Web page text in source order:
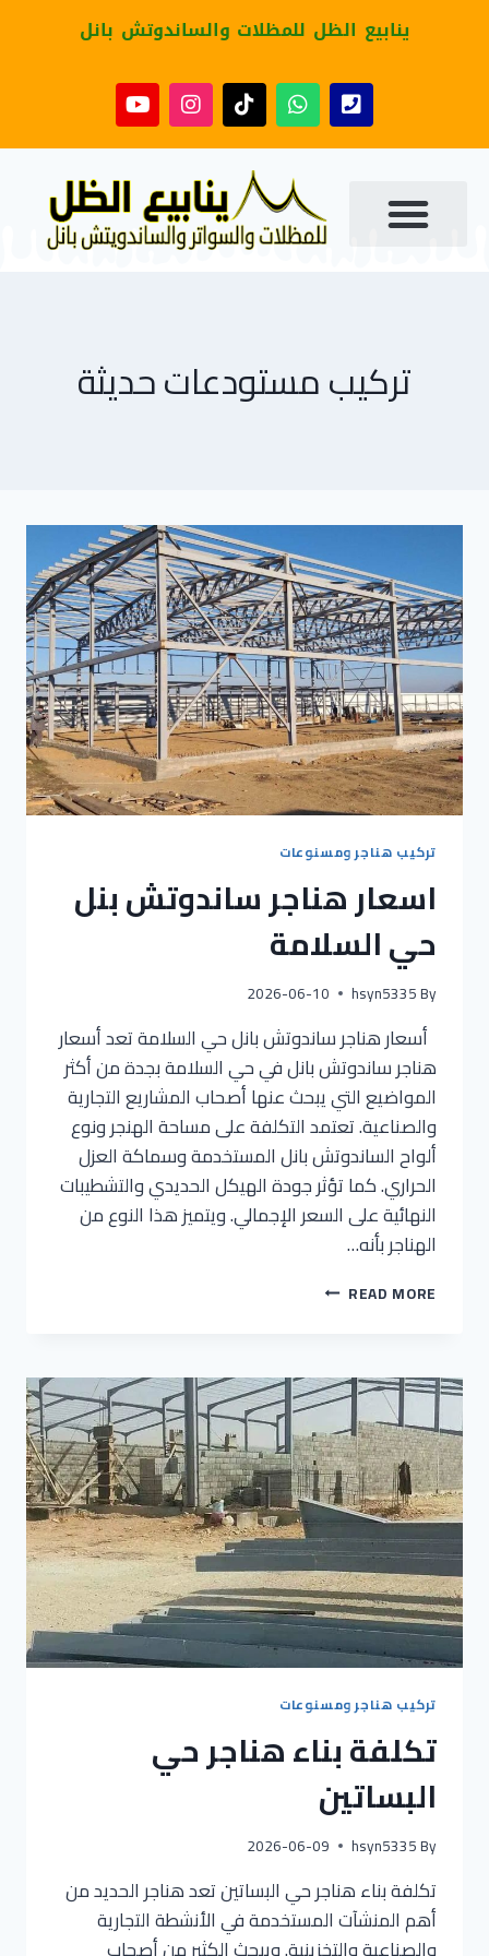
ينابيع الظل للمظلات والساندوتش بانل
تركيب مستودعات حديثة
تركيب هناجر ومسنوعات
اسعار هناجر ساندوتش بنل
حي السلامة
By
hsyn5335
2026-06-10
أسعار هناجر ساندوتش بانل حي السلامة تعد أسعار
هناجر ساندوتش بانل في حي السلامة بجدة من أكثر
المواضيع التي يبحث عنها أصحاب المشاريع التجارية
والصناعية. تعتمد التكلفة على مساحة الهنجر ونوع
ألواح الساندوتش بانل المستخدمة وسماكة العزل
الحراري. كما تؤثر جودة الهيكل الحديدي والتشطيبات
النهائية على السعر الإجمالي. ويتميز هذا النوع من
الهناجر بأنه…
READ MORE
تركيب هناجر ومسنوعات
تكلفة بناء هناجر حي
البساتين
By
hsyn5335
2026-06-09
تكلفة بناء هناجر حي البساتين تعد هناجر الحديد من
أهم المنشآت المستخدمة في الأنشطة التجارية